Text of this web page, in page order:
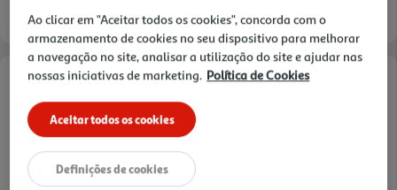
Opções de Financiamento
Pague com o seu
Cartão Oney Auchan
saiba mais >
Ao clicar em "Aceitar todos os cookies", concorda com o
armazenamento de cookies no seu dispositivo para melhorar
a navegação no site, analisar a utilização do site e ajudar nas
nossas iniciativas de marketing. Política de Cookies
Aceitar todos os cookies
Definições de cookies